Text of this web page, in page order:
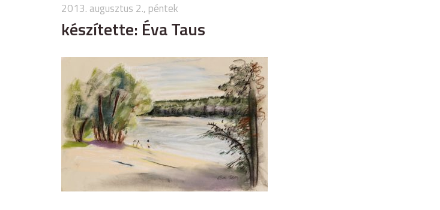
2013. augusztus 2., péntek
készítette: Éva Taus